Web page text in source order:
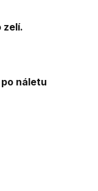
zelí.
náletu